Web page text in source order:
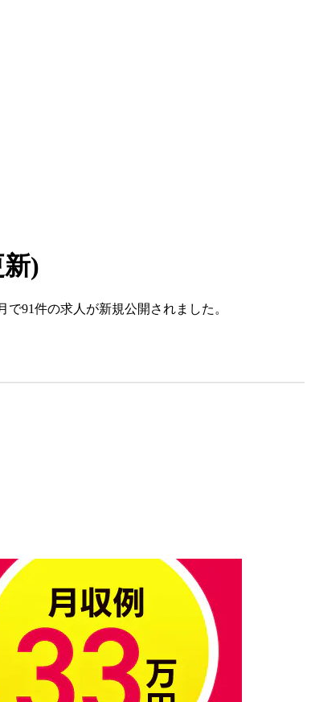
新)
91件の求人が新規公開されました。